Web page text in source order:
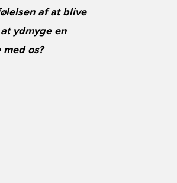
af at blive
ydmyge en
os?